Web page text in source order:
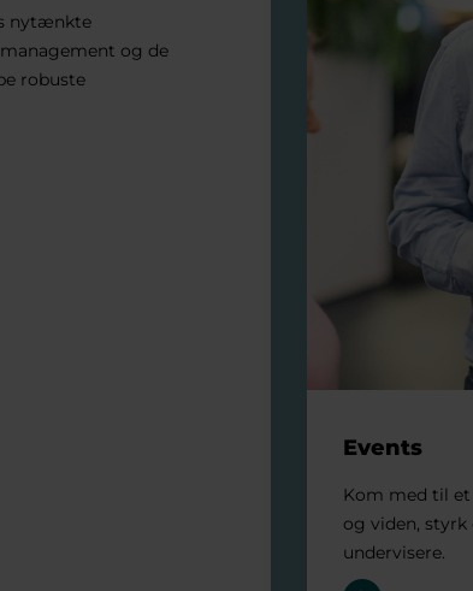
nytænkte
og de
robuste
Events
Kom med til
og viden,
undervisere.